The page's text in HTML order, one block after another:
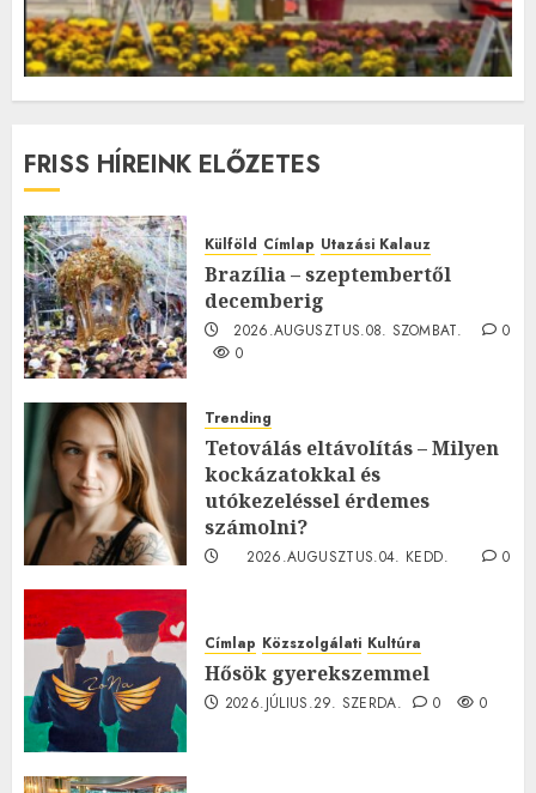
FRISS HÍREINK ELŐZETES
Külföld Címlap Utazási Kalauz
Brazília – szeptembertől
decemberig
2026.AUGUSZTUS.08. SZOMBAT.
0
0
Trending
Tetoválás eltávolítás – Milyen
kockázatokkal és
utókezeléssel érdemes
számolni?
2026.AUGUSZTUS.04. KEDD.
0
Címlap Közszolgálati Kultúra
Hősök gyerekszemmel
2026.JÚLIUS.29. SZERDA. 0 0